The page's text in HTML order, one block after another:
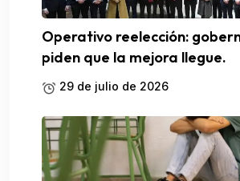
Operativo reelección:
piden que la mejora llegue.
29 de julio de 2026